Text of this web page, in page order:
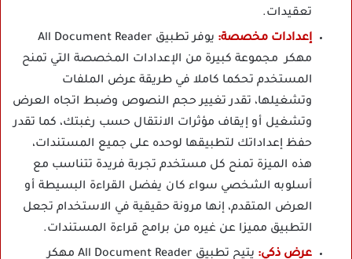
تعقيدات.
إعدادات مخصصة:
يوفر تطبيق All Document Reader
مهكر مجموعة كبيرة من الإعدادات المخصصة التي تمنح
المستخدم تحكما كاملا في طريقة عرض الملفات
وتشغيلها، تقدر تغيير حجم النصوص وضبط اتجاه العرض
وتشغيل أو إيقاف مؤثرات الانتقال حسب رغبتك، كما تقدر
حفظ إعداداتك لتطبيقها لوحده على جميع المستندات،
هذه الميزة تمنح كل مستخدم تجربة فريدة تتناسب مع
أسلوبه الشخصي سواء كان يفضل القراءة البسيطة أو
العرض المتقدم، إنها مرونة حقيقية في الاستخدام تجعل
التطبيق مميزا عن غيره من برامج قراءة المستندات.
عرض ذكي:
يتيح تطبيق All Document Reader مهكر